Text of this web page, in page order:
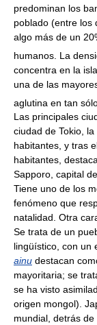
predominan los
poblado (entre los
algo más de un
humanos. La
concentra en la
una de las
aglutina en tan
Las principales
ciudad de Tokio,
habitantes, y tras
habitantes,
Sapporo, capital
Tiene uno de los
fenómeno que
natalidad. Otra
Se trata de un
lingüístico, con un
ainu destacan
mayoritaria; se
se ha visto
origen mongol).
mundial, detrás